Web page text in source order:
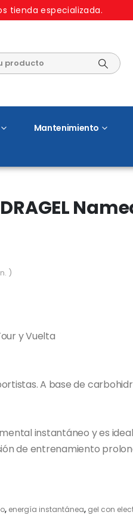
tienda especializada.
Mantenimiento
)
y Vuelta
A base de
instantáneo y es
de entrenamiento
, energía instantánea, gel con